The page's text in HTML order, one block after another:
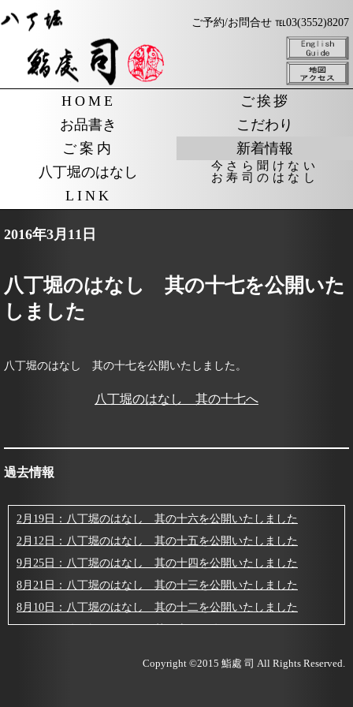
HOME
ご挨拶
お品書き
こだわり
ご案内
新着情報
八丁堀のはなし
今さら聞けない
お寿司のはなし
LINK
ご予約/お問合せ ℡03(3552)8207
2016年3月11日
八丁堀のはなし 其の十七を公開いた
しました
八丁堀のはなし 其の十七を公開いたしました。
八丁堀のはなし 其の十七へ
過去情報
2月19日：八丁堀のはなし 其の十六を公開いたしました
2月12日：八丁堀のはなし 其の十五を公開いたしました
9月25日：八丁堀のはなし 其の十四を公開いたしました
8月21日：八丁堀のはなし 其の十三を公開いたしました
8月10日：八丁堀のはなし 其の十二を公開いたしました
Copyright ©2015 鮨處 司 All Rights Reserved.